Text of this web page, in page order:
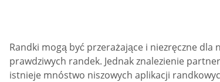
Randki mogą być przerażające i niezręczne
prawdziwych randek. Jednak znalezienie
istnieje mnóstwo niszowych aplikacji